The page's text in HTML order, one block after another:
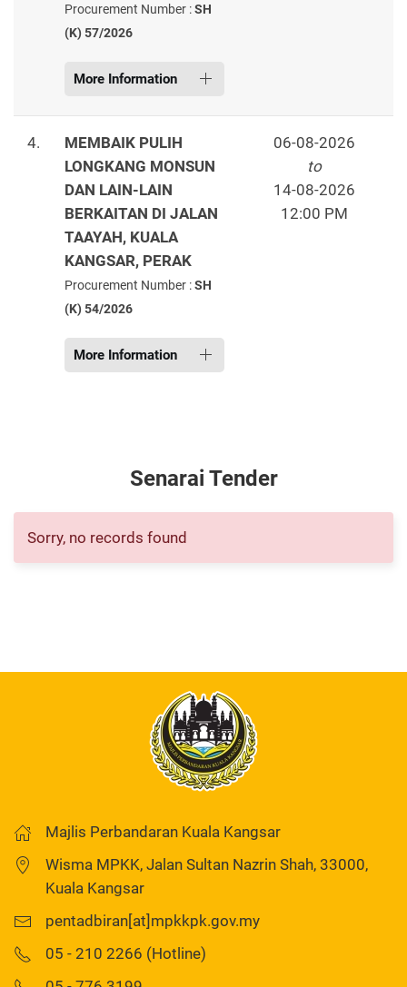
Procurement Number :SH
(K) 57/2026
More Information
4.
MEMBAIK PULIH
LONGKANG MONSUN
DAN LAIN-LAIN
BERKAITAN DI JALAN
TAAYAH, KUALA
KANGSAR, PERAK
Procurement Number :SH
(K) 54/2026
More Information
06-08-2026
to
14-08-2026
12:00 PM
Senarai Tender
Sorry, no records found
Majlis Perbandaran Kuala Kangsar
Wisma MPKK, Jalan Sultan Nazrin Shah, 33000,
Kuala Kangsar
pentadbiran[at]mpkkpk.gov.my
05 - 210 2266 (Hotline)